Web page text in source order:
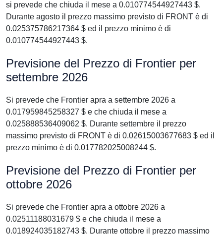
si prevede che chiuda il mese a 0.010774544927443 $.
Durante agosto il prezzo massimo previsto di FRONT è di
0.025375786217364 $ ed il prezzo minimo è di
0.010774544927443 $.
Previsione del Prezzo di Frontier per
settembre 2026
Si prevede che Frontier apra a settembre 2026 a
0.017959845258327 $ e che chiuda il mese a
0.025888536409062 $. Durante settembre il prezzo
massimo previsto di FRONT è di 0.02615003677683 $ ed il
prezzo minimo è di 0.017782025008244 $.
Previsione del Prezzo di Frontier per
ottobre 2026
Si prevede che Frontier apra a ottobre 2026 a
0.02511188031679 $ e che chiuda il mese a
0.018924035182743 $. Durante ottobre il prezzo massimo